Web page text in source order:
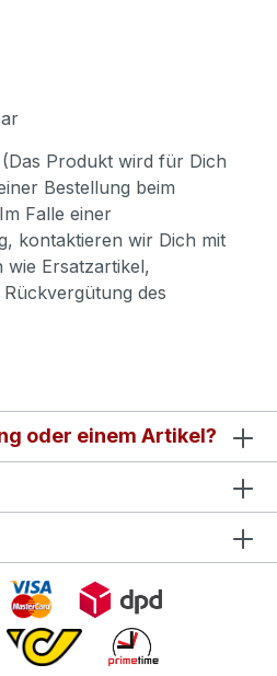
Produkt wird für Dich
Bestellung beim
Falle einer
kontaktieren wir Dich mit
wie Ersatzartikel,
des
oder einem Artikel?